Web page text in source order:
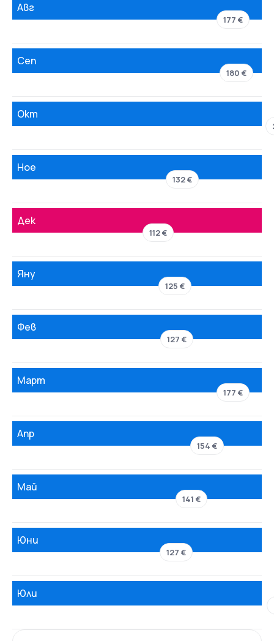
Авг
177 €
Сеп
180 €
Окт
Ное
132 €
Дек
112 €
Яну
125 €
Фев
127 €
Март
177 €
Апр
154 €
Май
141 €
Юни
127 €
Юли